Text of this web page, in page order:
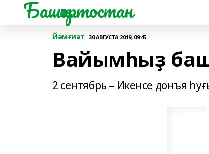
Башҡортостан
Йәмғиәт 30 АВГУСТА 2019, 09:45
Вайымһыҙ
2 сентябрь – Икенсе донъя